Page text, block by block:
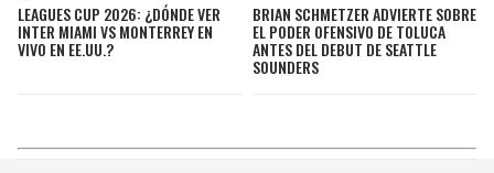
LEAGUES CUP 2026: ¿DÓNDE VER
INTER MIAMI VS MONTERREY EN
VIVO EN EE.UU.?
BRIAN SCHMETZER ADVIERTE SOBRE
EL PODER OFENSIVO DE TOLUCA
ANTES DEL DEBUT DE SEATTLE
SOUNDERS